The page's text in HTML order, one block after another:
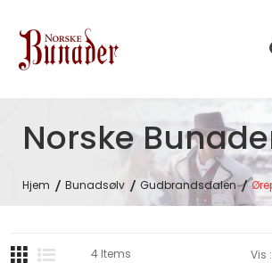
Norske
Hjem Bunadsølv Gudbrandsdalen
4Items
Vis :